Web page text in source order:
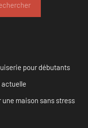
pour débutants
maison sans stress